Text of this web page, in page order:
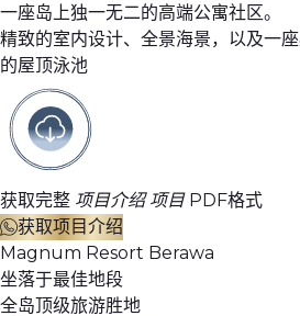
一座岛上独一无二的高端公寓社区。
精致的室内设计、全景海景，以及一
的屋顶泳池
获取完整 项目介绍 项目PDF格式
获取项目介绍
Magnum Resort Berawa
坐落于最佳地段
全岛顶级旅游胜地